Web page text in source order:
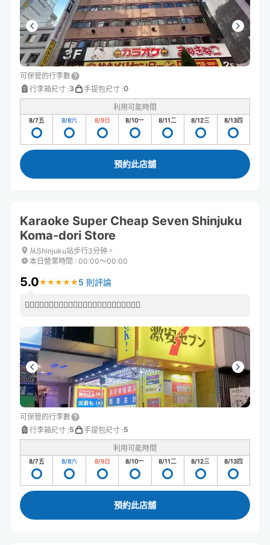
可保管的行李數
行李箱尺寸 :3 手提包尺寸 :0
利用可能時間
8/7五 8/8六 8/9日 8/10一 8/11二 8/12三 8/13四
預約此店舖
Karaoke Super Cheap Seven Shinjuku
Koma-dori Store
从Shinjuku站步行3分钟。
本日營業時間 : 00:00〜00:00
5.0★ ★ ★ ★ ★
★ ★ ★ ★ ★ 5 則評論
👍🏻👍🏻👍🏻👍🏻👍🏻👍🏻👍🏻👍🏻👍🏻👍🏻👍🏻👍🏻
可保管的行李數
行李箱尺寸 :5 手提包尺寸 :5
利用可能時間
8/7五 8/8六 8/9日 8/10一 8/11二 8/12三 8/13四
預約此店舖